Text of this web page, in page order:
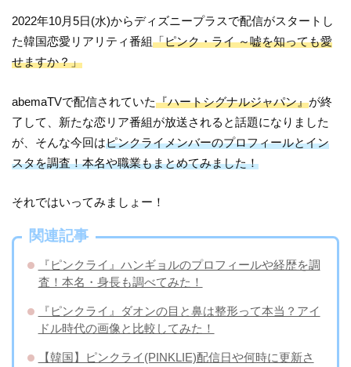
2022年10月5日(水)からディズニープラスで配信がスタートし
た韓国恋愛リアリティ番組「ピンク・ライ ～嘘を知っても愛
せますか？」
abemaTVで配信されていた『ハートシグナルジャパン』が終
了して、新たな恋リア番組が放送されると話題になりました
が、そんな今回はピンクライメンバーのプロフィールとイン
スタを調査！本名や職業もまとめてみました！
それではいってみましょー！
関連記事
『ピンクライ』ハンギョルのプロフィールや経歴を調
査！本名・身長も調べてみた！
『ピンクライ』ダオンの目と鼻は整形って本当？アイ
ドル時代の画像と比較してみた！
【韓国】ピンクライ(PINKLIE)配信日や何時に更新さ